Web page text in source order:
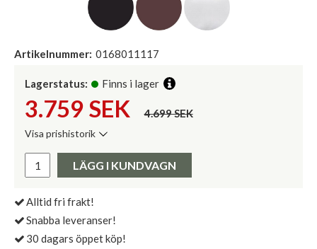
Artikelnummer: 0168011117
Lagerstatus: Finns i lager
3.759 SEK 4.699 SEK
Visa prishistorik
Pris:
LÄGG I KUNDVAGN
Alltid fri frakt!
Snabba leveranser!
30 dagars öppet köp!